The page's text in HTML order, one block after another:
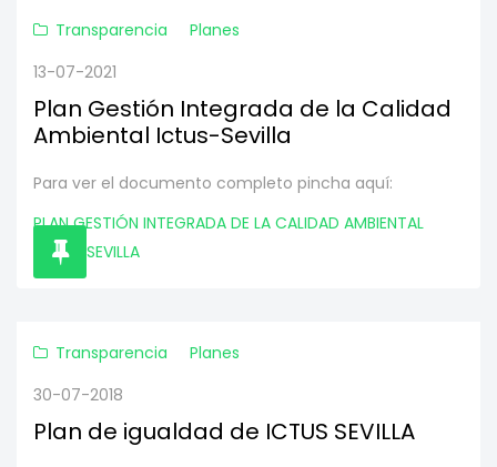
Transparencia
Planes
13-07-2021
Plan Gestión Integrada de la Calidad
Ambiental Ictus-Sevilla
Para ver el documento completo pincha aquí:
PLAN GESTIÓN INTEGRADA DE LA CALIDAD AMBIENTAL
ICTUS-SEVILLA
Transparencia
Planes
30-07-2018
Plan de igualdad de ICTUS SEVILLA